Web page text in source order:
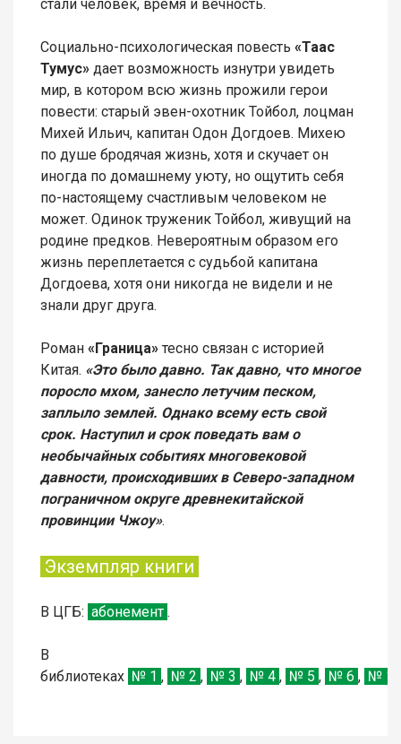
стали человек, время и вечность.
Социально-психологическая повесть «Таас
Тумус» дает возможность изнутри увидеть
мир, в котором всю жизнь прожили герои
повести: старый эвен-охотник Тойбол, лоцман
Михей Ильич, капитан Одон Догдоев. Михею
по душе бродячая жизнь, хотя и скучает он
иногда по домашнему уюту, но ощутить себя
по-настоящему счастливым человеком не
может. Одинок труженик Тойбол, живущий на
родине предков. Невероятным образом его
жизнь переплетается с судьбой капитана
Догдоева, хотя они никогда не видели и не
знали друг друга.
Роман «Граница» тесно связан с историей
Китая. «Это было давно. Так давно, что многое
поросло мхом, занесло летучим песком,
заплыло землей. Однако всему есть свой
срок. Наступил и срок поведать вам о
необычайных событиях многовековой
давности, происходивших в Северо-западном
пограничном округе древнекитайской
провинции Чжоу».
Экземпляр книги
В ЦГБ: абонемент .
В
библиотеках № 1 , № 2 , № 3 , № 4 , № 5 , № 6 , № 13